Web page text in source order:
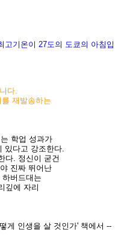
고기온이 27도의 도쿄의 아침입
다.
재발송하는
학업 성과가
있다고 강조한다.
다. 정신이 굳건
진짜 뛰어난
버드대는
깊에 자리
게 인생을 살 것인가' 책에서 --